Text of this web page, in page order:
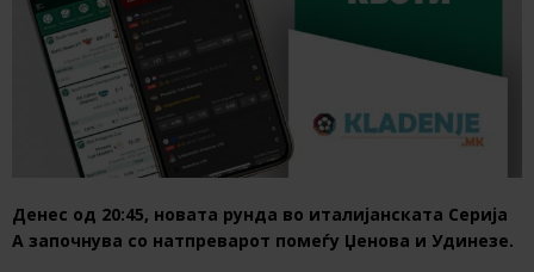
Денес од 20:45, новата рунда во италијанската Серија
А започнува со натпреварот помеѓу Џенова и Удинезе.